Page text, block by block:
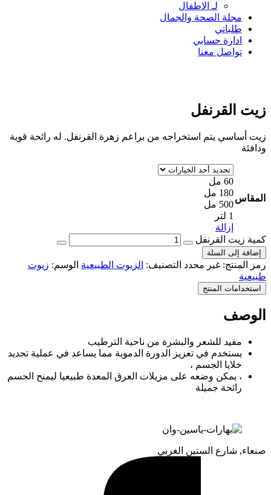
لـ الاطفال
مجلة الصحة والجمال
طلباتي
ادارة حسابي
تواصل معنا
زيت القرنفل
زيت أساسي يتم استخراجه من براعم زهرة القرنفل. له رائحة قوية
ودافئة
المقاس
60 مل
180 مل
500 مل
1 لتر
إزالة
كمية زيت القرنفل
إضافة إلى السلة
رمز المنتج: غير محدد التصنيف: الزيوت الطبيعية الوسم: زيوت
طبيعية
استخدامات المنتج
الوصف
مفيد للشعر والبشرة من ناحية الترطيب
يستخدم في تعزيز الدورة الدموية مما يساعد في عملية تجديد
خلايا الجسم ،
، يمكن وضعه على مزيلات العرق المعدة طبيعيا ليمنح الجسم
رائحة جميلة
صنعاء, شارع الستين الغربي